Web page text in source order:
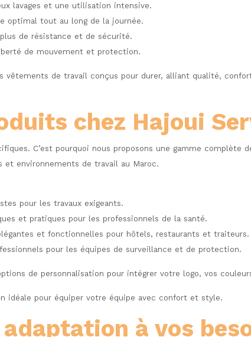
lavages et une utilisation intensive.
optimal tout au long de la journée.
de résistance et de sécurité.
de mouvement et protection.
vêtements de travail conçus pour durer, alliant qualité,
chez Hajoui
C’est pourquoi nous proposons une gamme complète
environnements de travail au Maroc.
pour les travaux exigeants.
et pratiques pour les professionnels de la santé.
et fonctionnelles pour hôtels, restaurants et traiteurs.
pour les équipes de surveillance et de protection.
de personnalisation pour intégrer votre logo, vos
idéale pour équiper votre équipe avec confort et style.
à vos